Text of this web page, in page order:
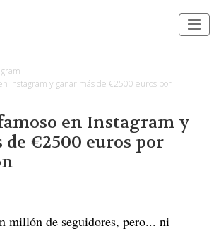
Instagram y ganar más de €2500 euros por
en Instagram y
de €2500 euros por
millón de seguidores, pero... ni